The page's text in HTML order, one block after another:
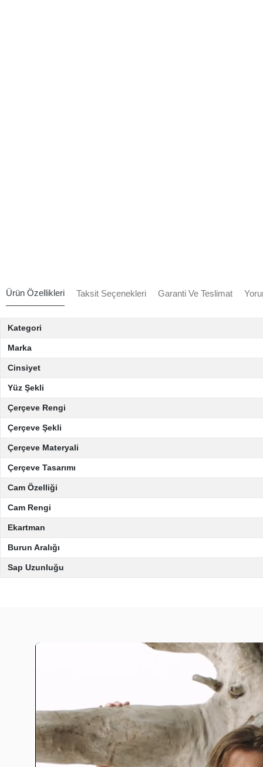
Ürün Özellikleri Taksit Seçenekleri Garanti Ve Teslimat
Kategori
Marka
Cinsiyet
Yüz Şekli
Çerçeve Rengi
Çerçeve Şekli
Çerçeve Materyali
Çerçeve Tasarımı
Cam Özelliği
Cam Rengi
Ekartman
Burun Aralığı
Sap Uzunluğu